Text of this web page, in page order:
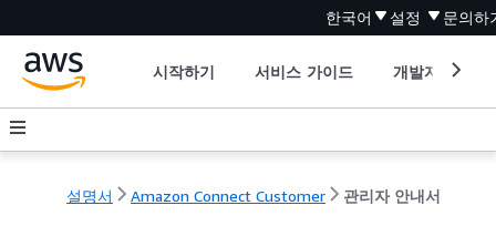
한국어 설정 문의하
시작하기 서비스 가이드 개발자 도구
설명서 Amazon Connect Customer 관리자 안내서